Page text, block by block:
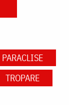
PARACLISE
TROPARE